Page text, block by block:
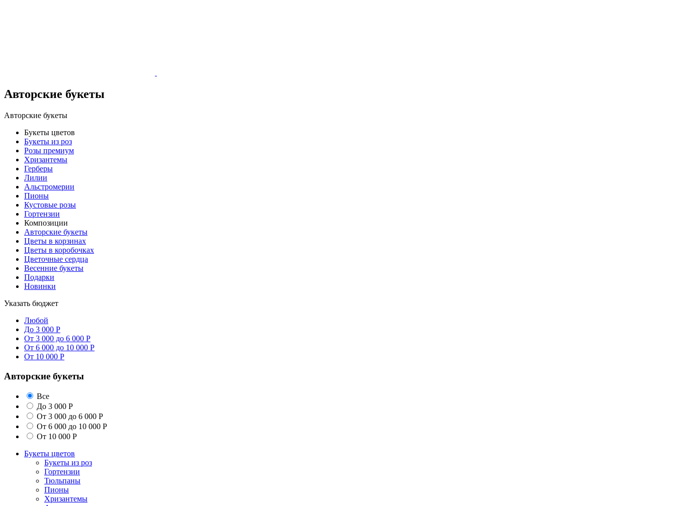
Авторские букеты
Авторские букеты
Букеты цветов
Букеты из роз
Розы премиум
Хризантемы
Герберы
Лилии
Альстромерии
Пионы
Кустовые розы
Гортензии
Композиции
Авторские букеты
Цветы в корзинах
Цветы в коробочках
Цветочные сердца
Весенние букеты
Подарки
Новинки
Указать бюджет
Любой
До 3 000 Р
От 3 000 до 6 000 Р
От 6 000 до 10 000 Р
От 10 000 Р
Авторские букеты
Все
До 3 000 Р
От 3 000 до 6 000 Р
От 6 000 до 10 000 Р
От 10 000 Р
Букеты цветов
Букеты из роз
Гортензии
Тюльпаны
Пионы
Хризантемы